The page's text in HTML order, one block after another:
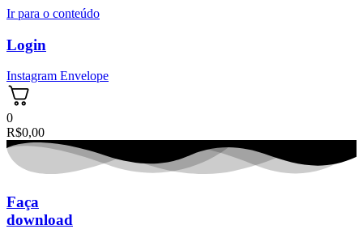
Ir para o conteúdo
Login
Instagram Envelope
0
R$0,00
Faça
download